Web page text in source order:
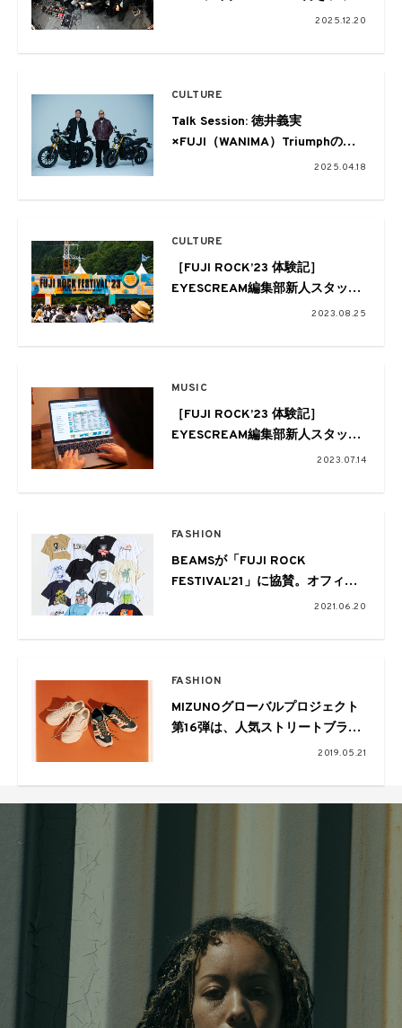
イヤーがピュアに集っていいハン
2025.12.20
CULTURE
Talk Session: 徳井義実
×FUJI（WANIMA）Triumphのバ
イクを前に考えるバイク相棒論
2025.04.18
CULTURE
［FUJI ROCK’23 体験記］
EYESCREAM編集部新人スタッフ
2023.08.25
MUSIC
［FUJI ROCK’23 体験記］
EYESCREAM編集部新人スタッフ
2023.07.14
FASHION
BEAMSが「FUJI ROCK
FESTIVAL’21」に協賛。オフィシ
ャルTシャツなどサスティナブル
2021.06.20
FASHION
MIZUNOグローバルプロジェクト
第16弾は、人気ストリートブラン
2019.05.21